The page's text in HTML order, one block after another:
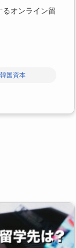
るオンライン留
国資本